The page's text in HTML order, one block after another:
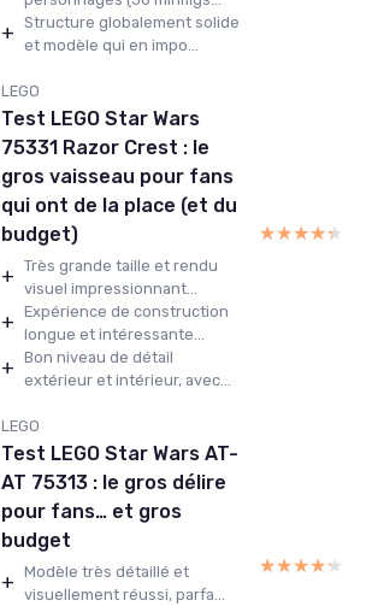
+ Structure globalement solide
et modèle qui en impo...
LEGO
Test LEGO Star Wars
75331 Razor Crest : le
gros vaisseau pour fans
qui ont de la place (et du
budget)
+ Très grande taille et rendu
visuel impressionnant...
+ Expérience de construction
longue et intéressante...
+ Bon niveau de détail
extérieur et intérieur, avec...
★★★★★
★★★★★
LEGO
Test LEGO Star Wars AT-
AT 75313 : le gros délire
pour fans… et gros
budget
+ Modèle très détaillé et
visuellement réussi, parfa...
★★★★★
★★★★★